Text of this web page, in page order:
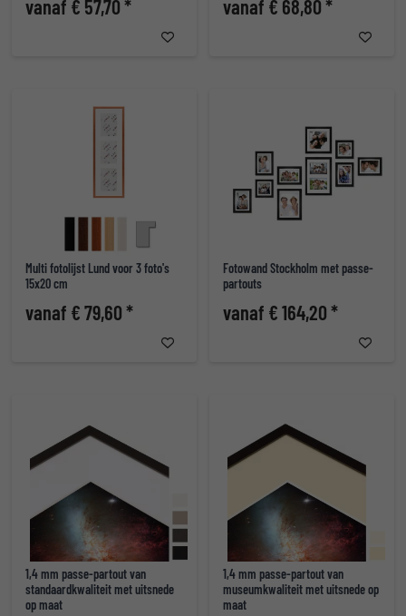
vanaf € 57,70 * vanaf € 68,80 *
Multi fotolijst Lund voor 3 foto's
15x20 cm
vanaf € 79,60 *
Fotowand Stockholm met passe-
partouts
vanaf € 164,20 *
1,4 mm passe-partout van
standaardkwaliteit met uitsnede
op maat
1,4 mm passe-partout van
museumkwaliteit met uitsnede op
maat